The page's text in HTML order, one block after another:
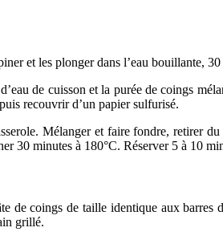
et les plonger dans l’eau bouillante,
de cuisson et la purée de coings
recouvrir d’un papier sulfurisé.
Mélanger et faire fondre, retirer
30 minutes à 180°C. Réserver 5 à 10
de coings de taille identique aux
grillé.